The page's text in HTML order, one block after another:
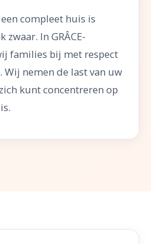
compleet huis is
In GRÂCE-
families bij met respect
nemen de last van uw
kunt concentreren op